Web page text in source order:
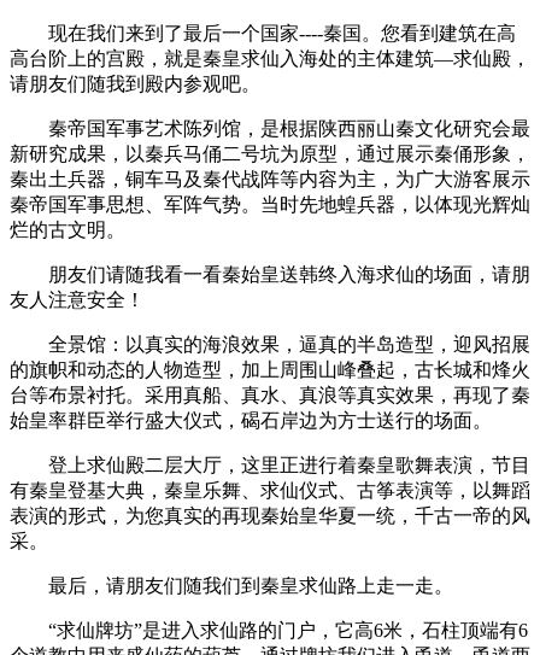
现在我们来到了最后一个国家----秦国。您看到建筑在高
高台阶上的宫殿，就是秦皇求仙入海处的主体建筑—求仙殿，
请朋友们随我到殿内参观吧。
秦帝国军事艺术陈列馆，是根据陕西丽山秦文化研究会最
新研究成果，以秦兵马俑二号坑为原型，通过展示秦俑形象，
秦出土兵器，铜车马及秦代战阵等内容为主，为广大游客展示
秦帝国军事思想、军阵气势。当时先地蝗兵器，以体现光辉灿
烂的古文明。
朋友们请随我看一看秦始皇送韩终入海求仙的场面，请朋
友人注意安全！
全景馆：以真实的海浪效果，逼真的半岛造型，迎风招展
的旗帜和动态的人物造型，加上周围山峰叠起，古长城和烽火
台等布景衬托。采用真船、真水、真浪等真实效果，再现了秦
始皇率群臣举行盛大仪式，碣石岸边为方士送行的场面。
登上求仙殿二层大厅，这里正进行着秦皇歌舞表演，节目
有秦皇登基大典，秦皇乐舞、求仙仪式、古筝表演等，以舞蹈
表演的形式，为您真实的再现秦始皇华夏一统，千古一帝的风
采。
最后，请朋友们随我们到秦皇求仙路上走一走。
“求仙牌坊”是进入求仙路的门户，它高6米，石柱顶端有6